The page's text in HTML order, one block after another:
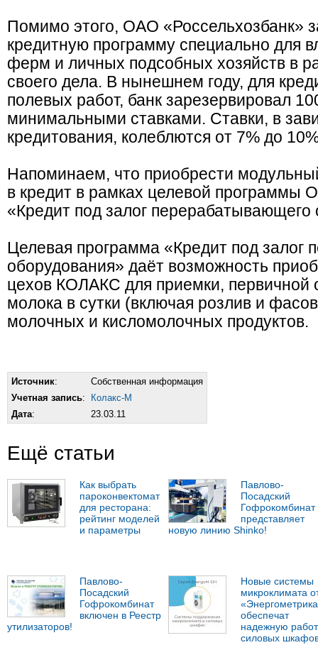
Помимо этого, ОАО «Россельхозбанк»
кредитную программу специально для
ферм и личных подсобных хозяйств в
своего дела. В нынешнем году, для
полевых работ, банк зарезервировал
минимальными ставками. Ставки, в
кредитования, колеблются от 7% до
Напоминаем, что приобрести
в кредит в рамках целевой программы
«Кредит под залог перерабатывающего
Целевая программа «Кредит под залог
оборудования» даёт возможность
цехов КОЛАКС для приемки, первичной
молока в сутки (включая розлив и
молочных и кисломолочных продуктов.
Источник:
Собственная информация
Учетная запись:
Колакс-М
Дата: 23.03.11
Ещё статьи
Как выбрать
пароконвектомат
для ресторана:
рейтинг моделей
и параметры
Павлово-
Посадский
Гофрокомбинат
представляет
новую линию Shinko!
Павлово-
Посадский
Гофрокомбинат
включен в Реестр
утилизаторов!
Новые системы
микроклимата
обеспечат
надежную
силовых